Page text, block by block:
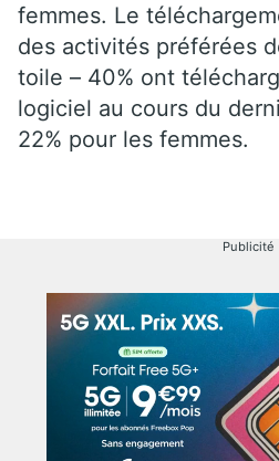
femmes. Le
des activités préférées
toile – 40% ont
logiciel au cours du
22% pour les femmes.
Publicité